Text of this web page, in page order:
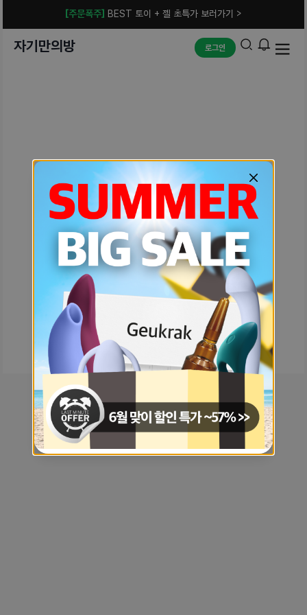
[주문폭주] BEST 토이 + 젤 초특가 보러가기 >
자기만의방 로그인
예상치 못한 에러입니다.